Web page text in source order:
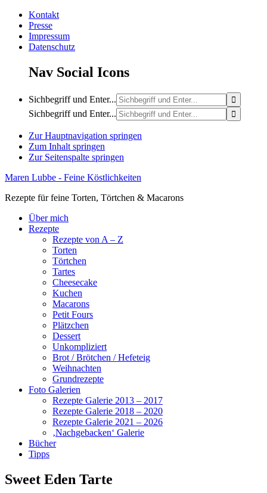
Kontakt
Presse
Impressum
Datenschutz
Nav Social Icons
Sichbegriff und Enter...
Sichbegriff und Enter...
Zur Hauptnavigation springen
Zum Inhalt springen
Zur Seitenspalte springen
Maren Lubbe - Feine Köstlichkeiten
Rezepte für feine Torten, Törtchen & Macarons
Über mich
Rezepte
Rezepte von A – Z
Torten
Törtchen
Tartes
Cheesecake
Kuchen
Macarons
Petit Fours
Plätzchen
Dessert
Unkompliziert
Brot / Brötchen / Hefeteig
Weihnachten
Grundrezepte
Foto Galerien
Rezepte Galerie 2013 – 2017
Rezepte Galerie 2018 – 2020
Rezepte Galerie 2021 – 2026
‚Nachgebacken‘ Galerie
Bücher
Tipps
Sweet Eden Tarte